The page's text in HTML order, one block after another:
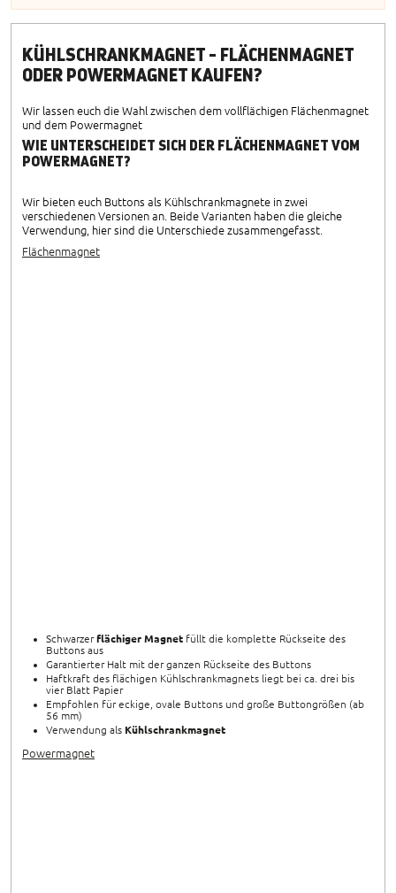
KÜHLSCHRANKMAGNET - FLÄCHENMAGNET
ODER POWERMAGNET KAUFEN?
Wir lassen euch die Wahl zwischen dem vollflächigen Flächenmagnet
und dem Powermagnet
WIE UNTERSCHEIDET SICH DER FLÄCHENMAGNET VOM
POWERMAGNET?
Wir bieten euch Buttons als Kühlschrankmagnete in zwei
verschiedenen Versionen an. Beide Varianten haben die gleiche
Verwendung, hier sind die Unterschiede zusammengefasst.
Flächenmagnet
Schwarzerflächiger Magnet füllt die komplette Rückseite des
Buttons aus
Garantierter Halt mit der ganzen Rückseite des Buttons
Haftkraft des flächigen Kühlschrankmagnets liegt bei ca. drei bis
vier Blatt Papier
Empfohlen für eckige, ovale Buttons und große Buttongrößen (ab
56 mm)
Verwendung als Kühlschrankmagnet
Powermagnet